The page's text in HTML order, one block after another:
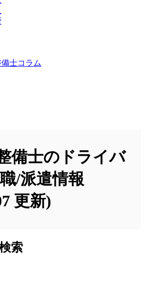
士コラム
備士のドライバ
/派遣情報
更新)
索